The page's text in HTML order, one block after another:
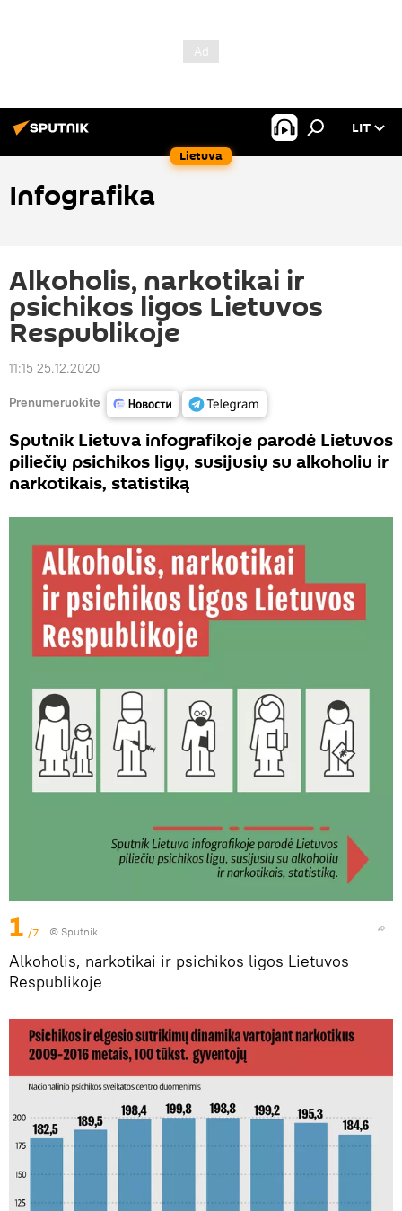
Lietuva
LIT
Infografika
Alkoholis, narkotikai ir
psichikos ligos Lietuvos
Respublikoje
11:15 25.12.2020
Prenumeruokite
Sputnik Lietuva infografikoje parodė Lietuvos
piliečių psichikos ligų, susijusių su alkoholiu ir
narkotikais, statistiką
1 /7 © Sputnik
Alkoholis, narkotikai ir psichikos ligos Lietuvos
Respublikoje